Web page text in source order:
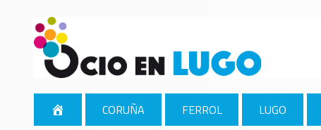
CORUÑA FERROL LUGO